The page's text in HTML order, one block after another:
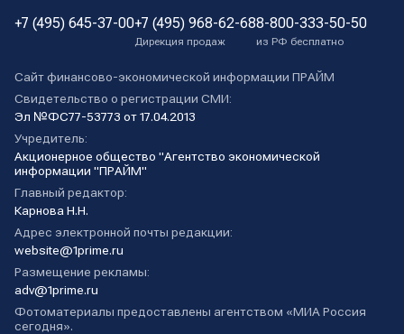
+7 (495) 645-37-00+7 (495) 968-62-68
Дирекция продаж
8-800-333-50-50
из РФ бесплатно
Сайт финансово-экономической информации ПРАЙМ
Свидетельство о регистрации СМИ:
Эл №ФС77-53773 от 17.04.2013
Учредитель:
Акционерное общество "Агентство экономической
информации "ПРАЙМ"
Главный редактор:
Карнова Н.Н.
Адрес электронной почты редакции:
website@1prime.ru
Размещение рекламы:
adv@1prime.ru
Фотоматериалы предоставлены агентством «МИА Россия
сегодня».